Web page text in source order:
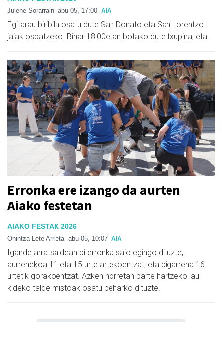
Julene Sorarrain abu 05, 17:00 AIA
Egitarau biribila osatu dute San Donato eta San Lorentzo
jaiak ospatzeko. Bihar 18:00etan botako dute txupina, eta
Erronka ere izango da aurten
Aiako festetan
AIAKO FESTAK 2026
Onintza Lete Arrieta abu 05, 10:07 AIA
Igande arratsaldean bi erronka saio egingo dituzte,
aurrenekoa 11 eta 15 urte artekoentzat, eta bigarrena 16
urtetik gorakoentzat. Azken horretan parte hartzeko lau
kideko talde mistoak osatu beharko dituzte.